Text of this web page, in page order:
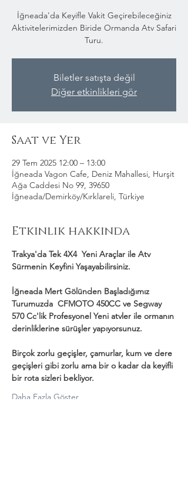
İğneada'da Keyifle Vakit Geçirebileceğiniz
Aktivitelerimizden Biride Ormanda Atv Safari
Turu.
Biletler satışta değil
Diğer etkinlikleri gör
Saat ve Yer
29 Tem 2025 12:00 – 13:00
İğneada Vagon Cafe, Deniz Mahallesi, Hurşit
Ağa Caddesi No 99, 39650
İğneada/Demirköy/Kırklareli, Türkiye
Etkinlik hakkında
Trakya'da Tek 4X4  Yeni Araçlar ile Atv
Sürmenin Keyfini Yaşayabilirsiniz.
İğneada Mert Gölünden Başladığımız
Turumuzda  CFMOTO 450CC ve Segway
570 Cc'lik Profesyonel Yeni atvler ile ormanın
derinliklerine sürüşler yapıyorsunuz.
Birçok zorlu geçişler, çamurlar, kum ve dere
geçişleri gibi zorlu ama bir o kadar da keyifli
bir rota sizleri bekliyor.
Daha Fazla Göster